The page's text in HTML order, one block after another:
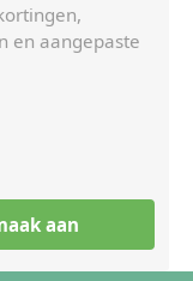
en aangepaste